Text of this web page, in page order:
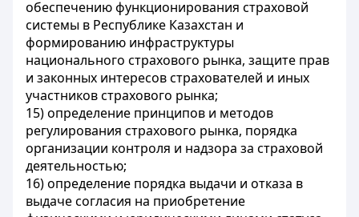
обеспечению функционирования страховой
системы в Республике Казахстан и
формированию инфраструктуры
национального страхового рынка, защите прав
и законных интересов страхователей и иных
участников страхового рынка;
15) определение принципов и методов
регулирования страхового рынка, порядка
организации контроля и надзора за страховой
деятельностью;
16) определение порядка выдачи и отказа в
выдаче согласия на приобретение